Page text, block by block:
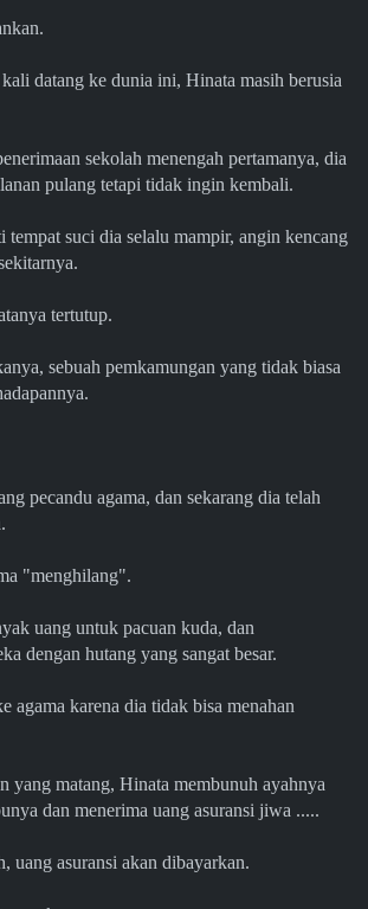
datang ke dunia ini, Hinata masih berusia
sekolah menengah pertamanya, dia
pulang tetapi tidak ingin kembali.
suci dia selalu mampir, angin kencang
tertutup.
sebuah pemkamungan yang tidak biasa
pecandu agama, dan sekarang dia telah
"menghilang".
uang untuk pacuan kuda, dan
dengan hutang yang sangat besar.
agama karena dia tidak bisa menahan
yang matang, Hinata membunuh ayahnya
dan menerima uang asuransi jiwa .....
uang asuransi akan dibayarkan.